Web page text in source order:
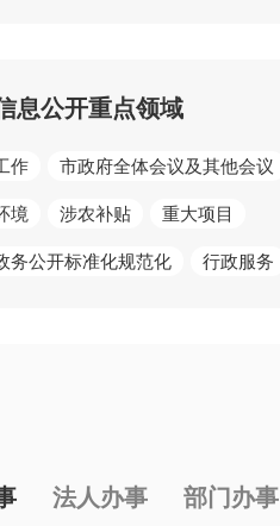
息公开重点领域
作 市政府全体会议及其他会议
境 涉农补贴 重大项目
务公开标准化规范化 行政服务
法人办事 部门办事